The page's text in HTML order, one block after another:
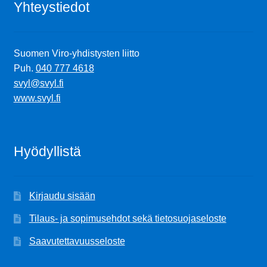
Yhteystiedot
Suomen Viro-yhdistysten liitto
Puh. 040 777 4618
svyl@svyl.fi
www.svyl.fi
Hyödyllistä
Kirjaudu sisään
Tilaus- ja sopimusehdot sekä tietosuojaseloste
Saavutettavuusseloste